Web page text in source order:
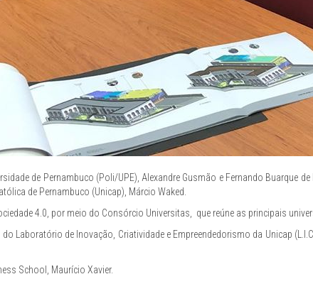
de Pernambuco (Poli/UPE), Alexandre Gusmão e Fernando Buarque
de Pernambuco (Unicap), Márcio Waked.
4.0, por meio do Consórcio Universitas, que reúne as principais
Laboratório de Inovação, Criatividade e Empreendedorismo da Unicap
School, Maurício Xavier.